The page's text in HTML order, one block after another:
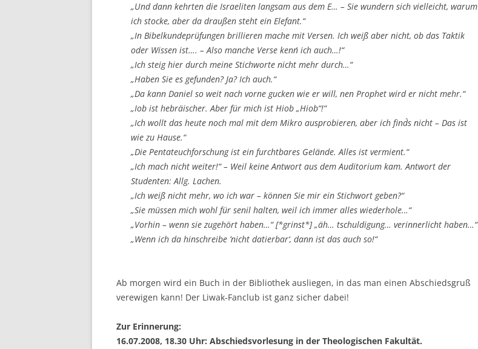
„Und dann kehrten die Israeliten langsam aus dem E… – Sie wundern sich vielleicht, warum
ich stocke, aber da draußen steht ein Elefant.“
„In Bibelkundeprüfungen brillieren mache mit Versen. Ich weiß aber nicht, ob das Taktik
oder Wissen ist…. – Also manche Verse kenn´ ich auch…!“
„Ich steig hier durch meine Stichworte nicht mehr durch…“
„Haben Sie es gefunden? Ja? Ich auch.“
„Da kann Daniel so weit nach vorne gucken wie er will, nen Prophet wird er nicht mehr.“
„Iob ist hebräischer. Aber für mich ist Hiob „Hiob“!“
„Ich wollt das heute noch mal mit dem Mikro ausprobieren, aber ich find´s nicht – Das ist
wie zu Hause.“
„Die Pentateuchforschung ist ein furchtbares Gelände. Alles ist vermient.“
„Ich mach nicht weiter!“ – Weil keine Antwort aus dem Auditorium kam. Antwort der
Studenten: Allg. Lachen.
„Ich weiß nicht mehr, wo ich war – können Sie mir ein Stichwort geben?“
„Sie müssen mich wohl für senil halten, weil ich immer alles wiederhole…“
„Vorhin – wenn sie zugehört haben…“ [*grinst*] „äh… tschuldigung… verinnerlicht haben…“
„Wenn ich da hinschreibe ’nicht datierbar‘, dann ist das auch so!“
Ab morgen wird ein Buch in der Bibliothek ausliegen, in das man einen Abschiedsgruß
verewigen kann! Der Liwak-Fanclub ist ganz sicher dabei!
Zur Erinnerung:
16.07.2008, 18.30 Uhr: Abschiedsvorlesung in der Theologischen Fakultät.